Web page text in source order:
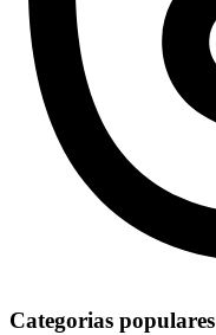
Categorias populares